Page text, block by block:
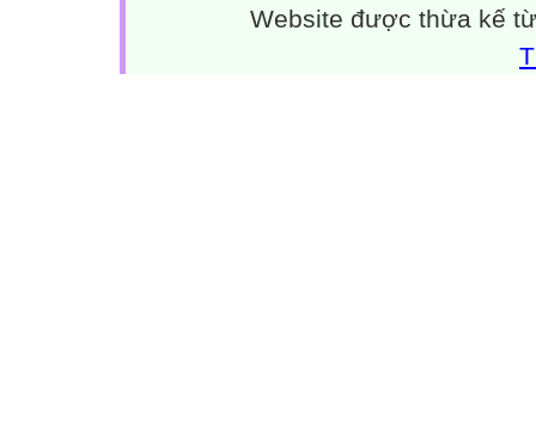
Website được thừa kế